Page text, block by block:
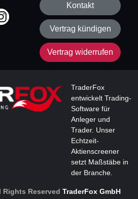
Kontakt
Vertrag kündigen
Vertrag widerrufen
TraderFox
entwickelt Trading-
Software für
Anleger und
Trader. Unser
Echtzeit-
Aktienscreener
setzt Maßstäbe in
der Branche.
Rights Reserved TraderFox GmbH